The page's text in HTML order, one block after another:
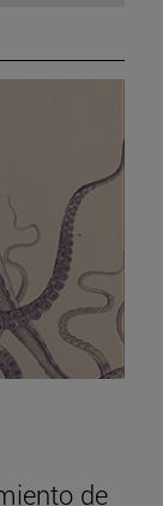
de